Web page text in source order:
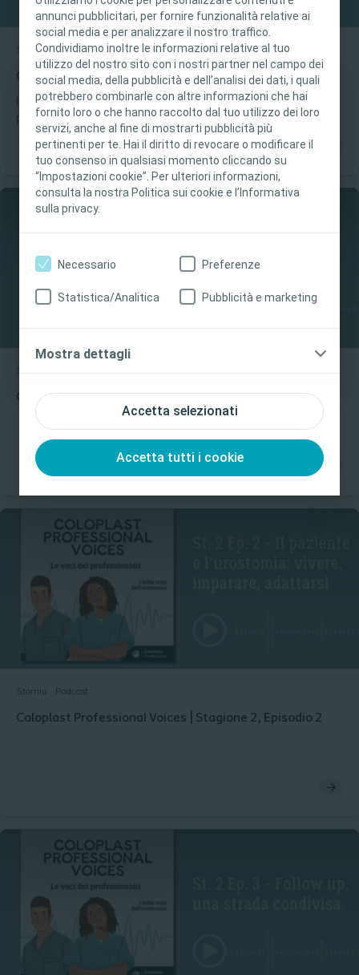
annunci pubblicitari, per fornire funzionalità relative ai
social media e per analizzare il nostro traffico.
Condividiamo inoltre le informazioni relative al tuo
utilizzo del nostro sito con i nostri partner nel campo dei
social media, della pubblicità e dell’analisi dei dati, i quali
potrebbero combinarle con altre informazioni che hai
fornito loro o che hanno raccolto dal tuo utilizzo dei loro
servizi, anche al fine di mostrarti pubblicità più
pertinenti per te. Hai il diritto di revocare o modificare il
tuo consenso in qualsiasi momento cliccando su
“Impostazioni cookie”. Per ulteriori informazioni,
consulta la nostra Politica sui cookie e l’Informativa
sulla privacy.
Accetta selezionati
Accetta tutti i cookie
Necessario Preferenze
Statistica/Analitica Pubblicità e marketing
Mostra dettagli
Questo sito è destinato esclusivamente ai
professionisti sanitari. I contenuti del sito sono
destinati a scopi formativi e informativi.
Coloplast non fornisce consulenza medica. La
responsabilità dell'assistenza ai pazienti rimane
al professionista sanitario. Per informazioni
dettagliate sui prodotti presentati, tra cui
precauzioni e avvertenze, consultare le istruzioni
per l'uso del prodotto.
Stomia Podcast
Coloplast Professional Voices | Stagione 1, Episodio 4
Innovare significa cambiare il modo in cui una persona guarda al
proprio futuro. Esploriamo l'impatto emotivo di soluzioni come la
sacca nera e il valore del confronto tra pazienti attraverso i social
e le associazioni. Concludiamo la stagione celebrando l'empatia
dello stomaterapista, vero facilitatore di benessere che aiuta il
paziente a tornare alla vita di sempre.
Coloplast Professional Voices | Stagione 2, Episodio 1
Stomia Podcast
Coloplast Professional Voices | Stagione 2, Episodio 2